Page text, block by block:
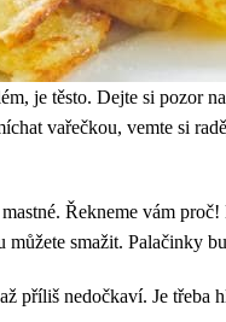
je těsto. Dejte si pozor
vařečkou, vemte si
Řekneme vám
smažit. Palačinky
příliš nedočkaví. Je třeba